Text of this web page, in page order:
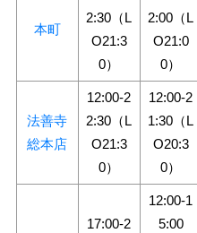
本町
2:30（L
O21:3
0）
2:00（L
O21:0
0）
法善寺
総本店
12:00-2
2:30（L
O21:3
0）
12:00-2
1:30（L
O20:3
0）
17:00-2
12:00-1
5:00